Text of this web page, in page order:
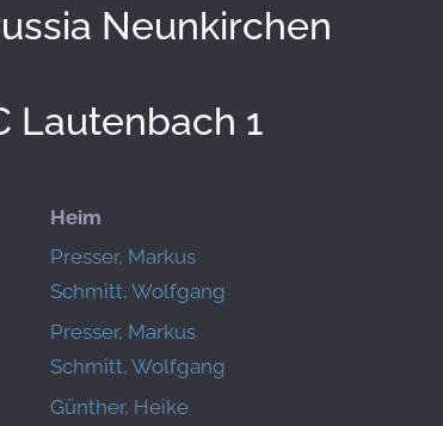
Neunkirchen
Lautenbach 1
Heim
Presser, Markus
Schmitt, Wolfgang
Presser, Markus
Schmitt, Wolfgang
Günther, Heike